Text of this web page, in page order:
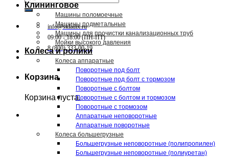
info@skladix.ru
09:00 - 18:00 (ПН-ПТ)
8 (800) 333-00-19
Корзина
Корзина пуста.
Клининговое
Машины поломоечные
Машины подметальные
Машины для прочистки канализационных труб
Мойки высокого давления
Колеса и ролики
Колеса аппаратные
Поворотные под болт
Поворотные под болт с тормозом
Поворотные с болтом
Поворотные с болтом и тормозом
Поворотные с тормозом
Аппаратные неповоротные
Аппаратные поворотные
Колеса большегрузные
Большегрузные неповоротные (полипропилен)
Большегрузные неповоротные (полиуретан)